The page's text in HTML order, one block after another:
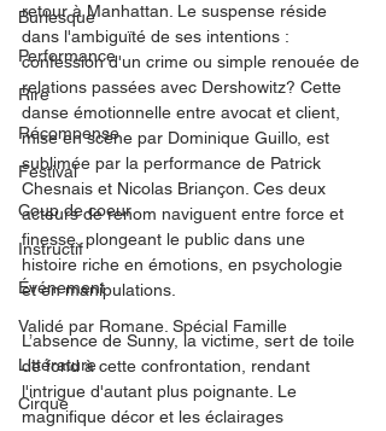
Burlesque
Performance
Rire
Récompense
Festival
Coup de coeur
Instructif
Événement
Validé par Romane. Spécial Famille
Littérature
Cirque
retour à Manhattan. Le suspense réside
dans l'ambiguïté de ses intentions :
confession d'un crime ou simple renouée de
relations passées avec Dershowitz? Cette
danse émotionnelle entre avocat et client,
mise en scène par Dominique Guillo, est
sublimée par la performance de Patrick
Chesnais et Nicolas Briançon. Ces deux
acteurs de renom naviguent entre force et
finesse, plongeant le public dans une
histoire riche en émotions, en psychologie
et en manipulations.
L’absence de Sunny, la victime, sert de toile
de fond à cette confrontation, rendant
l'intrigue d'autant plus poignante. Le
magnifique décor et les éclairages